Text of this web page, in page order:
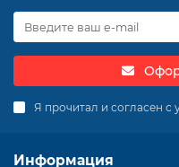
Я прочитал и согласен с
Информация